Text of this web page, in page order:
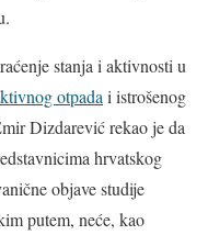
stanja i aktivnosti u
otpadai istrošenog
Dizdarević rekao je da
hrvatskog
objave studije
putem, neće, kao